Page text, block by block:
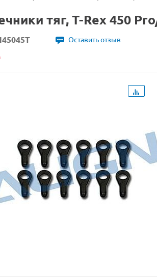
тяг, T-Rex 450
Оставить отзыв